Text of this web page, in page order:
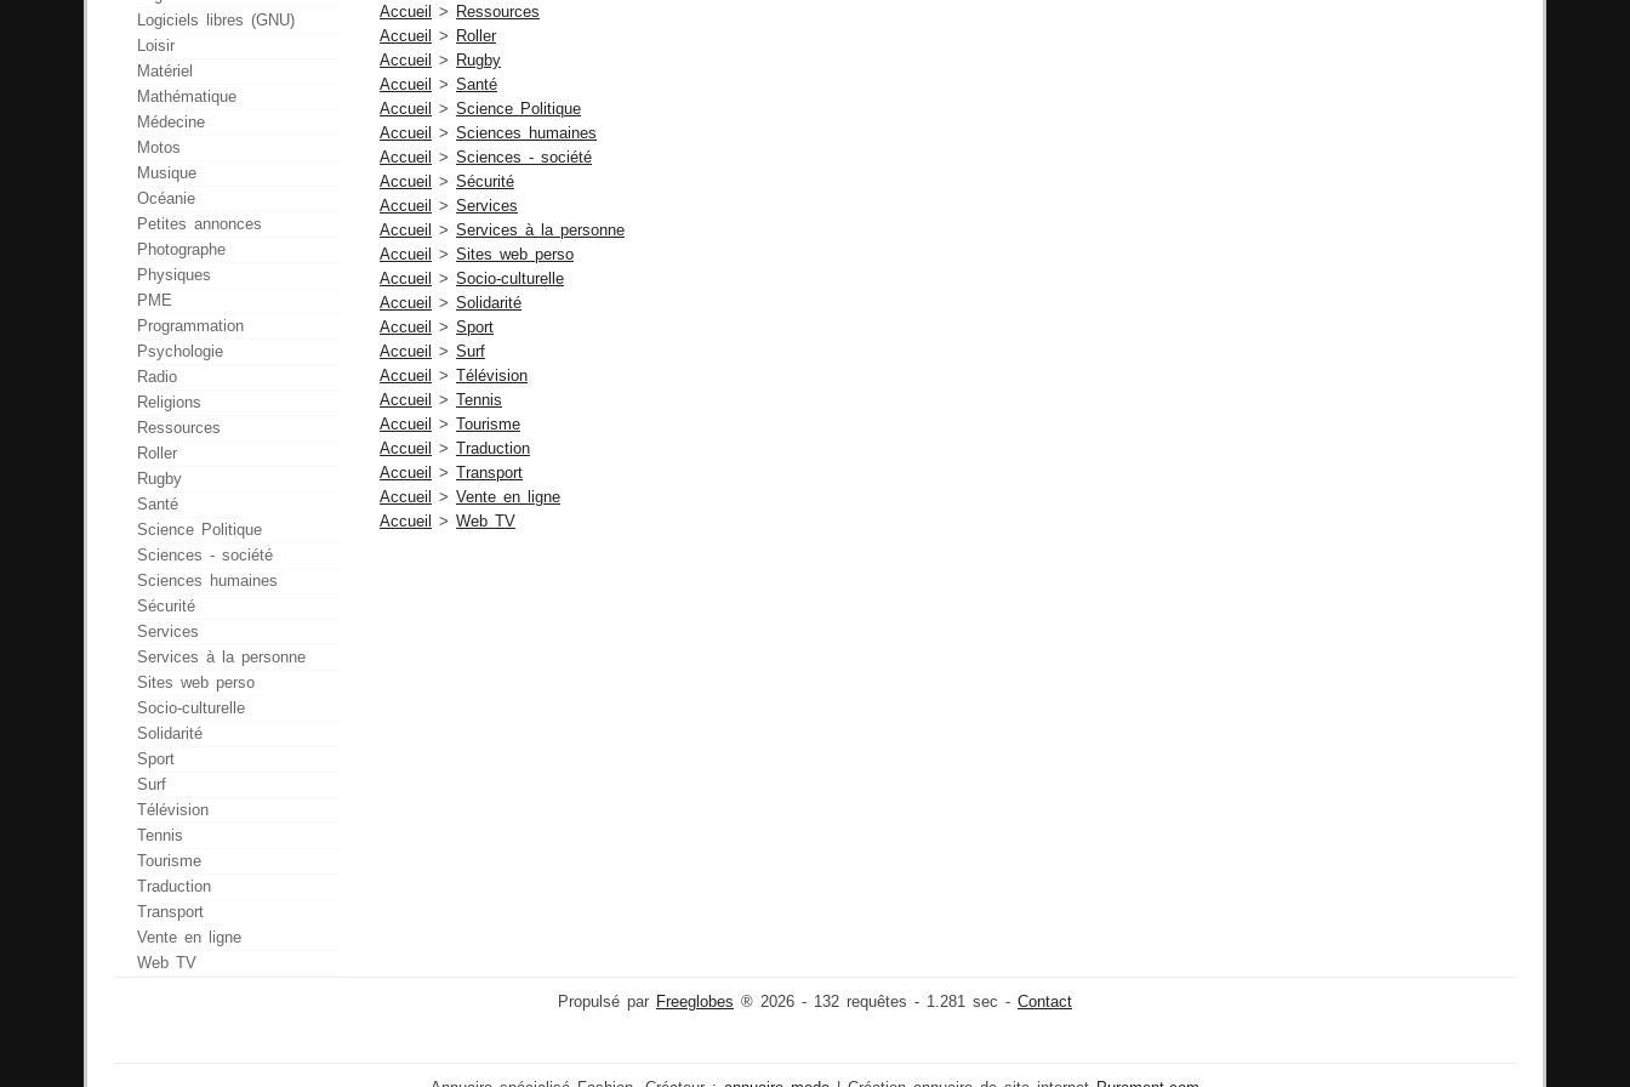
Logiciels libres (GNU)
Loisir
Matériel
Mathématique
Médecine
Motos
Musique
Océanie
Petites annonces
Photographe
Physiques
PME
Programmation
Psychologie
Radio
Religions
Ressources
Roller
Rugby
Santé
Science Politique
Sciences - société
Sciences humaines
Sécurité
Services
Services à la personne
Sites web perso
Socio-culturelle
Solidarité
Sport
Surf
Télévision
Tennis
Tourisme
Traduction
Transport
Vente en ligne
Web TV
Accueil
>
Ressources
Accueil
>
Roller
Accueil
>
Rugby
Accueil
> Santé
Accueil
> Science Politique
Accueil
> Sciences humaines
Accueil
> Sciences - société
Accueil
> Sécurité
Accueil
> Services
Accueil
> Services à la personne
Accueil
> Sites web perso
Accueil
> Socio-culturelle
Accueil
> Solidarité
Accueil
> Sport
Accueil
> Surf
Accueil
>
Télévision
Accueil
>
Tennis
Accueil
>
Tourisme
Accueil
>
Traduction
Accueil
>
Transport
Accueil
> Vente en ligne
Accueil
> Web TV
Propulsé par Freeglobes ® 2026 - 132 requêtes - 1.281 sec - Contact